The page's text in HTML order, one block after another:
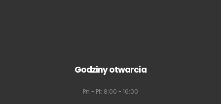
Godziny otwarcia
Pn - Pt: 8:00 - 16:00